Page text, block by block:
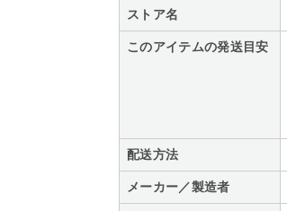
ストア名
このアイテムの発送目安
配送方法
メーカー／製造者